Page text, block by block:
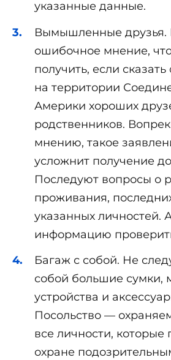
указанные данные.
Вымышленные друзья.
ошибочное мнение,
получить, если
на территории
Америки хороших
родственников.
мнению, такое
усложнит получение
Последуют вопросы о
проживания,
указанных личностей.
информацию
Багаж с собой. Не
собой большие сумки,
устройства и
Посольство —
все личности, которые
охране